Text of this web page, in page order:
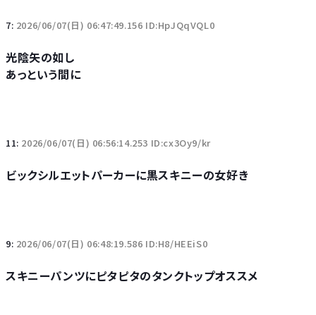
7: 2026/06/07(日) 06:47:49.156 ID:HpJQqVQL0
光陰矢の如し
あっという間に
11: 2026/06/07(日) 06:56:14.253 ID:cx3Oy9/kr
ビックシルエットパーカーに黒スキニーの女好き
9: 2026/06/07(日) 06:48:19.586 ID:H8/HEEiS0
スキニーパンツにピタピタのタンクトップオススメ